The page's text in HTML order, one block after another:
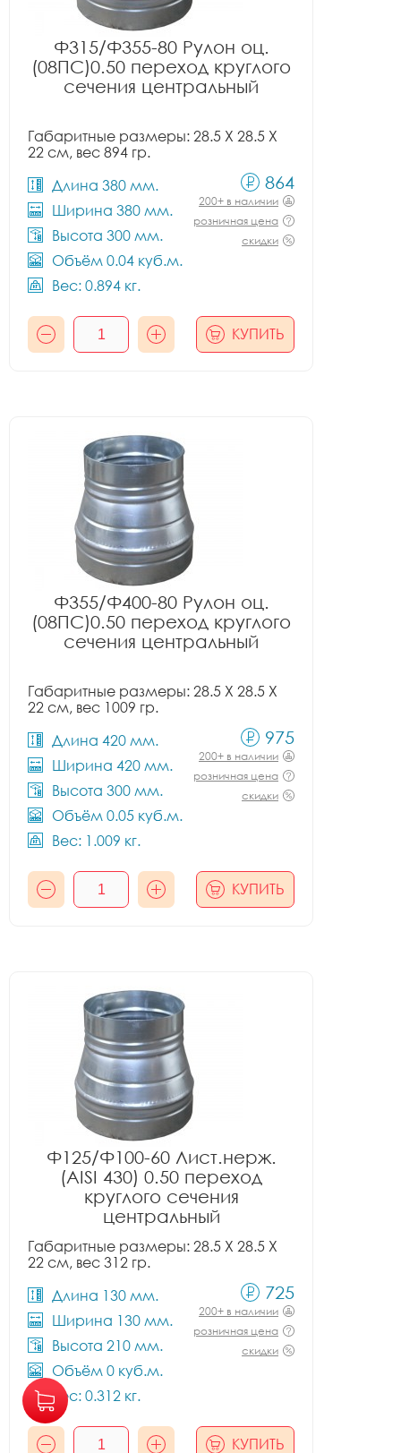
Ф315/Ф355-80 Рулон оц.
(08ПС)0.50 переход круглого
сечения центральный
Габаритные размеры: 28.5 X 28.5 X
22 см, вес 894 гр.
Длина 380 мм.
Ширина 380 мм.
Высота 300 мм.
Объём 0.04 куб.м.
Вес: 0.894 кг.
864
200+ в наличии
розничная цена
скидки
КУПИТЬ
Ф355/Ф400-80 Рулон оц.
(08ПС)0.50 переход круглого
сечения центральный
Габаритные размеры: 28.5 X 28.5 X
22 см, вес 1009 гр.
Длина 420 мм.
Ширина 420 мм.
Высота 300 мм.
Объём 0.05 куб.м.
Вес: 1.009 кг.
975
200+ в наличии
розничная цена
скидки
КУПИТЬ
Ф125/Ф100-60 Лист.нерж.
(AISI 430) 0.50 переход
круглого сечения
центральный
Габаритные размеры: 28.5 X 28.5 X
22 см, вес 312 гр.
Длина 130 мм.
Ширина 130 мм.
Высота 210 мм.
Объём 0 куб.м.
Вес: 0.312 кг.
725
200+ в наличии
розничная цена
скидки
КУПИТЬ